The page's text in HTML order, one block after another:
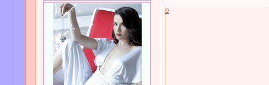
0